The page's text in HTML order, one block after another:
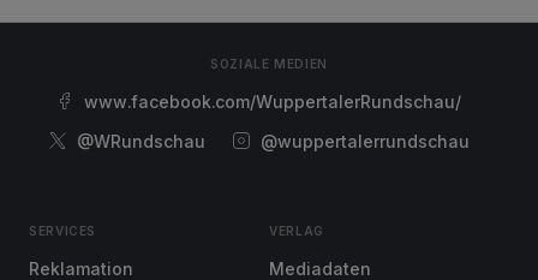
SOZIALE MEDIEN
www.facebook.com/WuppertalerRundschau/
@WRundschau
@wuppertalerrundschau
SERVICES
Reklamation
VERLAG
Mediadaten